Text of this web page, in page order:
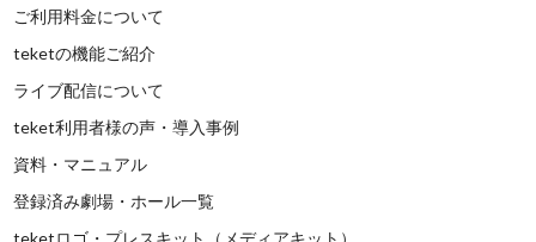
ご利用料金について
teketの機能ご紹介
ライブ配信について
teket利用者様の声・導入事例
資料・マニュアル
登録済み劇場・ホール一覧
teketロゴ・プレスキット（メディアキット）